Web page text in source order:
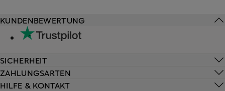
HILFE & KONTAKT
KUNDENBEWERTUNG
SICHERHEIT
ZAHLUNGSARTEN